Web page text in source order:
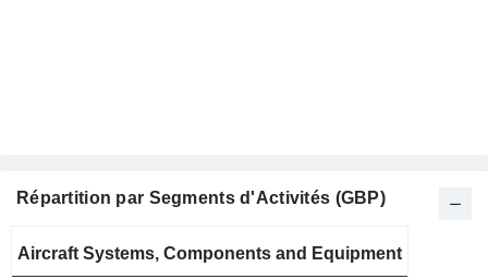
Répartition par Segments d'Activités (GBP)
Fiscale:
Aircraft Systems, Components and Equipment